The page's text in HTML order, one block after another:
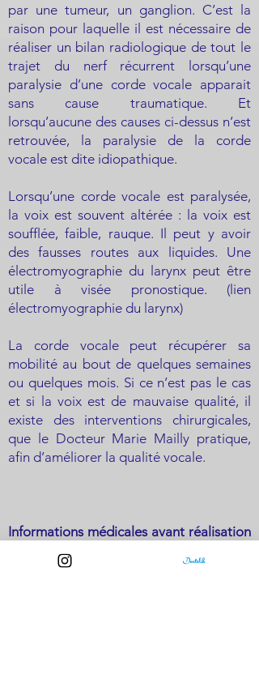
par une tumeur, un ganglion. C’est la
raison pour laquelle il est nécessaire de
réaliser un bilan radiologique de tout le
trajet du nerf récurrent lorsqu’une
paralysie d’une corde vocale apparait
sans cause traumatique. Et
lorsqu’aucune des causes ci-dessus n’est
retrouvée, la paralysie de la corde
vocale est dite idiopathique.
Lorsqu’une corde vocale est paralysée,
la voix est souvent altérée : la voix est
soufflée, faible, rauque. Il peut y avoir
des fausses routes aux liquides. Une
électromyographie du larynx peut être
utile à visée pronostique. (lien
électromyographie du larynx)
La corde vocale peut récupérer sa
mobilité au bout de quelques semaines
ou quelques mois. Si ce n’est pas le cas
et si la voix est de mauvaise qualité, il
existe des interventions chirurgicales,
que le Docteur Marie Mailly pratique,
afin d’améliorer la qualité vocale.
Informations médicales avant réalisation
d'une médialisation de la corde vocale
par injection :